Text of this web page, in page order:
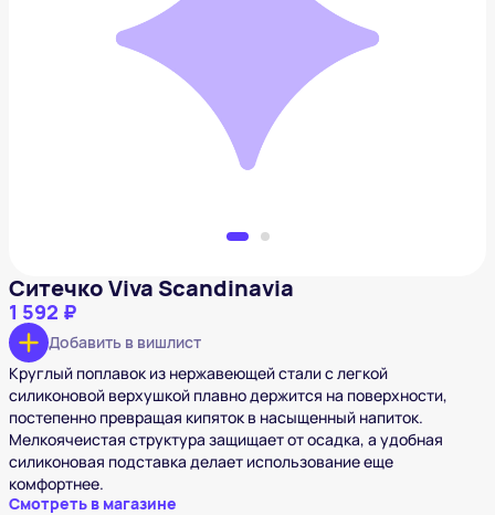
Добавить в вишлист
Ситечко Viva Scandinavia
1 592 ₽
Добавить в вишлист
Круглый поплавок из нержавеющей стали с легкой
силиконовой верхушкой плавно держится на поверхности,
постепенно превращая кипяток в насыщенный напиток.
Мелкоячеистая структура защищает от осадка, а удобная
силиконовая подставка делает использование еще
комфортнее.
Смотреть в магазине